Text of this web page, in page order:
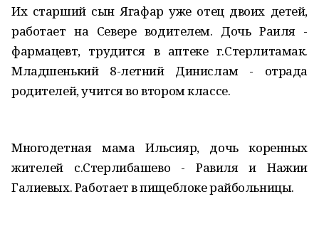
Их старший сын Ягафар уже отец двоих детей,
работает на Севере водителем. Дочь Раиля -
фармацевт, трудится в аптеке г.Стерлитамак.
Младшенький 8-летний Динислам - отрада
родителей, учится во втором классе.
Многодетная мама Ильсияр, дочь коренных
жителей с.Стерлибашево - Равиля и Нажии
Галиевых. Работает в пищеблоке райбольницы.